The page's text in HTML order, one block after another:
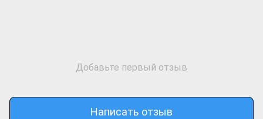
Добавьте первый отзыв
Написать отзыв